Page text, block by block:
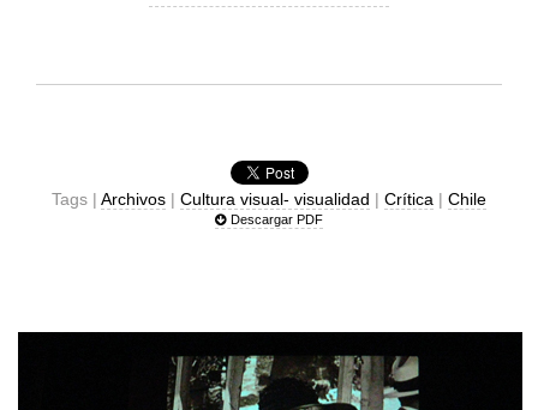
Tags | Archivos | Cultura visual- visualidad | Crítica | Chile
Descargar PDF